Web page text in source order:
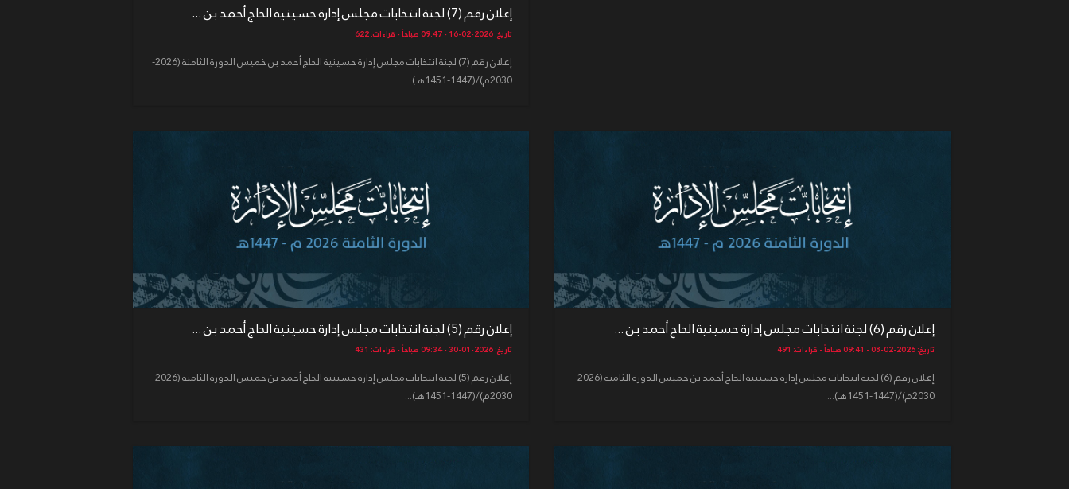
إعلان رقم (7) لجنة انتخابات مجلس إدارة حسينية الحاج أحمد بن ...
تاريخ: 2026-02-16 - 09:47 صباحاً - قراءات: 622
إعلان رقم (7) لجنة انتخابات مجلس إدارة حسينية الحاج أحمد بن خميس الدورة الثامنة (2026-
2030م)/(1447-1451هـ)...
إعلان رقم (6) لجنة انتخابات مجلس إدارة حسينية الحاج أحمد بن ...
تاريخ: 2026-02-08 - 09:41 صباحاً - قراءات: 491
إعلان رقم (6) لجنة انتخابات مجلس إدارة حسينية الحاج أحمد بن خميس الدورة الثامنة (2026-
2030م)/(1447-1451هـ)...
إعلان رقم (5) لجنة انتخابات مجلس إدارة حسينية الحاج أحمد بن ...
تاريخ: 2026-01-30 - 09:34 صباحاً - قراءات: 431
إعلان رقم (5) لجنة انتخابات مجلس إدارة حسينية الحاج أحمد بن خميس الدورة الثامنة (2026-
2030م)/(1447-1451هـ)...